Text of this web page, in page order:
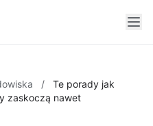
/
Te porady jak
zaskoczą nawet